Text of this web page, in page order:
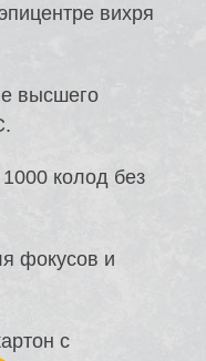
вихря
высшего
колод без
фокусов и
с